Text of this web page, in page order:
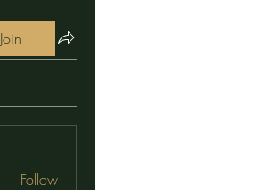
Join
Follow